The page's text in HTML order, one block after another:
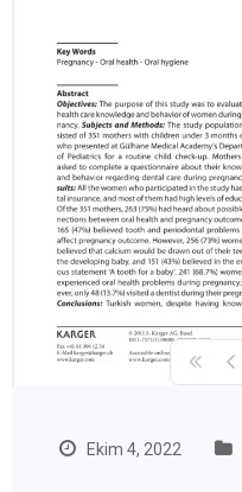
Ekim 4, 2022